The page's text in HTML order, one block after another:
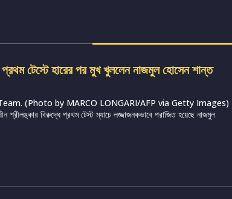
টেস্টে হারের পর মুখ খুললেন নাজমুল হোসেন শান্ত
(Photo by MARCO LONGARI/AFP via Getty Images)
শ্রীলঙ্কার বিরুদ্ধে প্রথম টেস্ট ম্যাচে লজ্জাজনকভাবে পরাজিত হয়েছে নাজমুল